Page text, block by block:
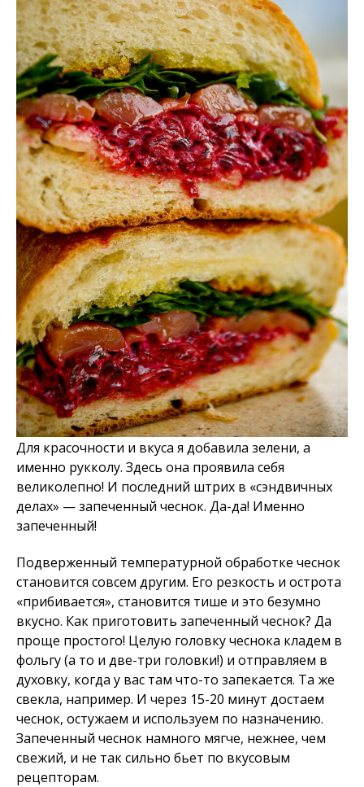
Для красочности и вкуса я добавила зелени, а
именно рукколу. Здесь она проявила себя
великолепно! И последний штрих в «сэндвичных
делах» — запеченный чеснок. Да-да! Именно
запеченный!
Подверженный температурной обработке чеснок
становится совсем другим. Его резкость и острота
«прибивается», становится тише и это безумно
вкусно. Как приготовить запеченный чеснок? Да
проще простого! Целую головку чеснока кладем в
фольгу (а то и две-три головки!) и отправляем в
духовку, когда у вас там что-то запекается. Та же
свекла, например. И через 15-20 минут достаем
чеснок, остужаем и используем по назначению.
Запеченный чеснок намного мягче, нежнее, чем
свежий, и не так сильно бьет по вкусовым
рецепторам.